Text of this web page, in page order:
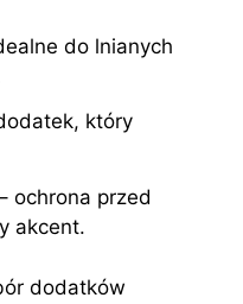
do lnianych
który
ochrona przed
akcent.
dodatków